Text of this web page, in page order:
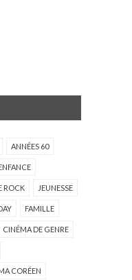
ANNÉES 60
ROCK JEUNESSE
FAMILLE
CINÉMA DE GENRE
CORÉEN